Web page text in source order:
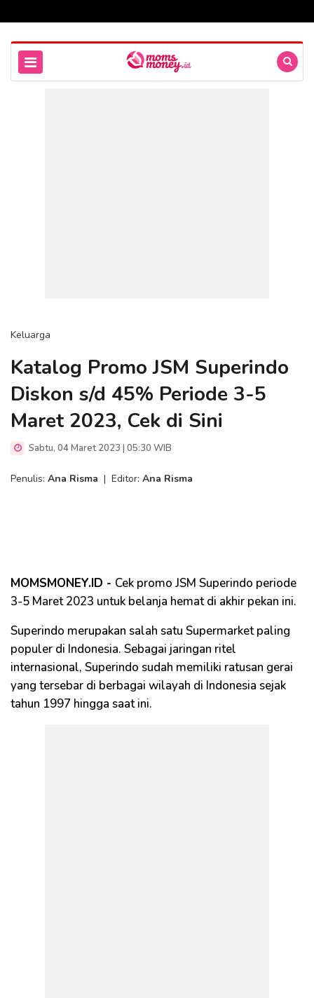
Keluarga
Katalog Promo JSM Superindo
Diskon s/d 45% Periode 3-5
Maret 2023, Cek di Sini
Sabtu, 04 Maret 2023 | 05:30 WIB
Penulis: Ana Risma | Editor: Ana Risma
MOMSMONEY.ID - Cek promo JSM Superindo periode
3-5 Maret 2023 untuk belanja hemat di akhir pekan ini.
Superindo merupakan salah satu Supermarket paling
populer di Indonesia. Sebagai jaringan ritel
internasional, Superindo sudah memiliki ratusan gerai
yang tersebar di berbagai wilayah di Indonesia sejak
tahun 1997 hingga saat ini.